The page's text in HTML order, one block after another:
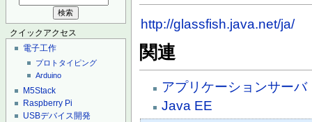
クイックアクセス
電子工作
プロトタイピング
Arduino
M5Stack
Raspberry Pi
USBデバイス開発
http://glassfish.java.net/ja/
関連
アプリケーションサーバ
Java EE